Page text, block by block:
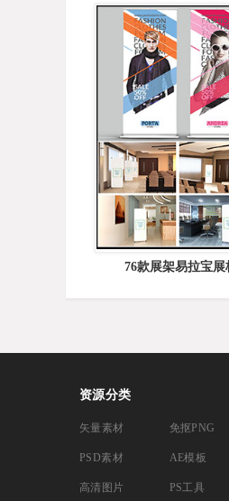
76款展架易拉宝展
资源分类
矢量素材
PSD素材
高清图片
免抠PNG
AE模板
PS工具